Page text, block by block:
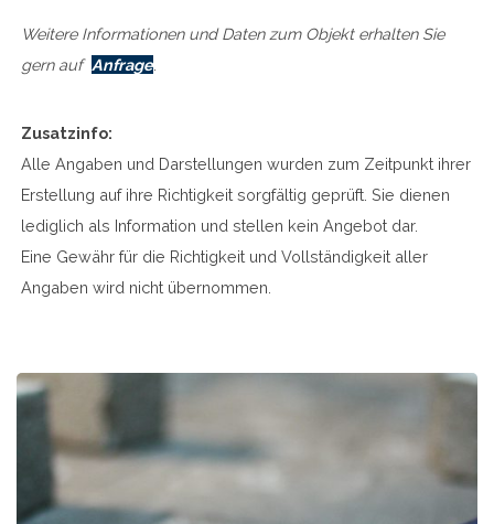
Weitere Informationen und Daten zum Objekt erhalten Sie
gern auf Anfrage
Zusatzinfo:
Alle Angaben und Darstellungen wurden zum Zeitpunkt ihrer
Erstellung auf ihre Richtigkeit sorgfältig geprüft. Sie dienen
lediglich als Information und stellen kein Angebot dar.
Eine Gewähr für die Richtigkeit und Vollständigkeit aller
Angaben wird nicht übernommen.